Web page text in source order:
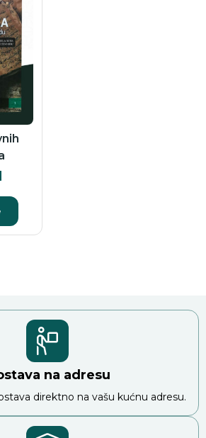
na adresu
direktno na vašu kućnu adresu.